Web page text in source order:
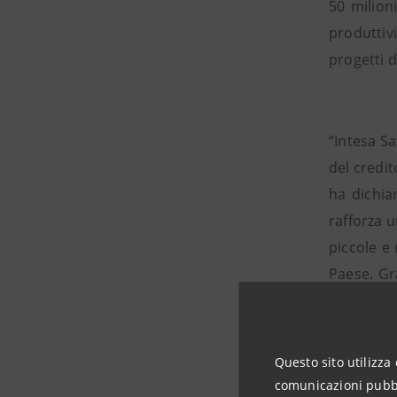
Questo sito utilizza
comunicazioni
50
progetti
“Intesa
del
ha
rafforza
piccole
Paese.
“La
piccole